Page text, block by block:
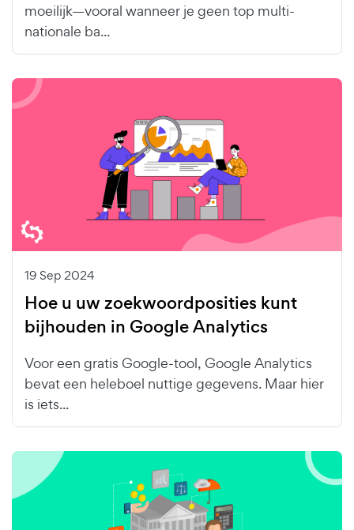
moeilijk—vooral wanneer je geen top multi-
nationale ba...
19 Sep 2024
Hoe u uw zoekwoordposities kunt
bijhouden in Google Analytics
Voor een gratis Google-tool, Google Analytics
bevat een heleboel nuttige gegevens. Maar hier
is iets...